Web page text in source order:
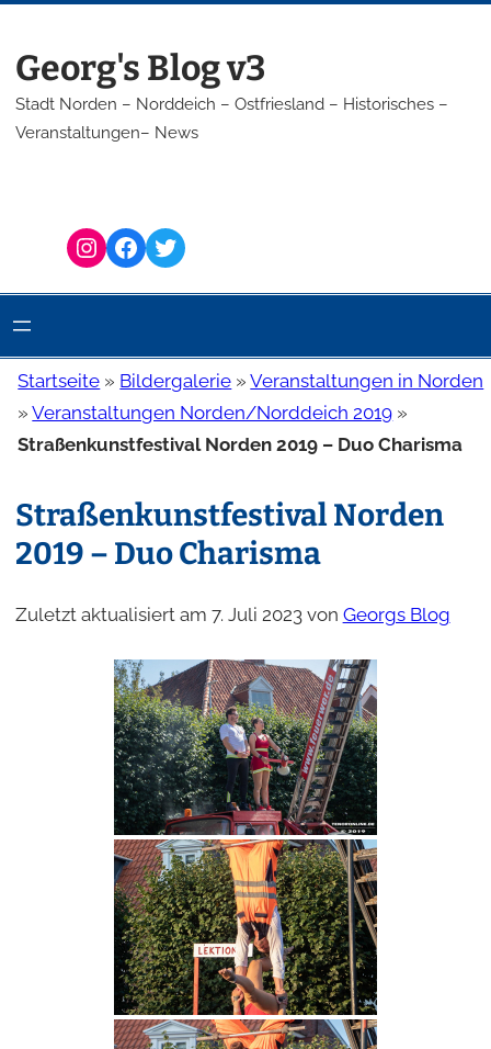
springen
Georg's Blog v3
Stadt Norden – Norddeich – Ostfriesland – Historisches –
Veranstaltungen– News
Instagram Facebook Twitter
Startseite » Bildergalerie »Veranstaltungen in Norden
»Veranstaltungen Norden/Norddeich 2019 »
Straßenkunstfestival Norden 2019 – Duo Charisma
Straßenkunstfestival Norden
2019 – Duo Charisma
Zuletzt aktualisiert am 7. Juli 2023 von Georgs Blog